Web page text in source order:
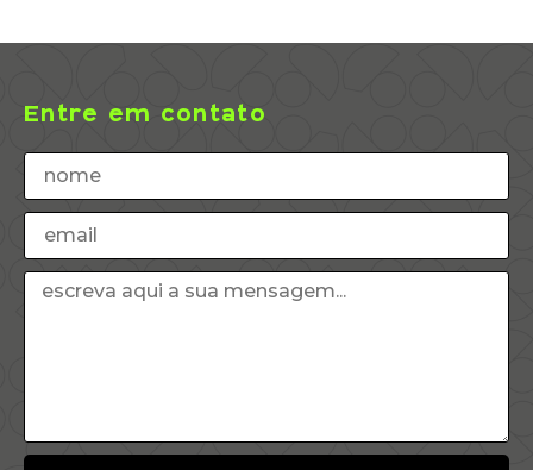
Entre em contato